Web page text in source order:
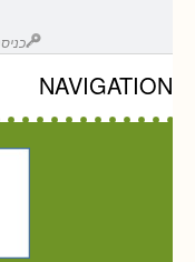
NAVIGATION